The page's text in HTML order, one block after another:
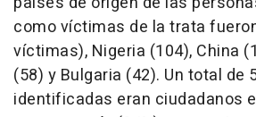
como víctimas de la trata
víctimas), Nigeria (104), China
(58) y Bulgaria (42). Un total de
identificadas eran ciudadanos